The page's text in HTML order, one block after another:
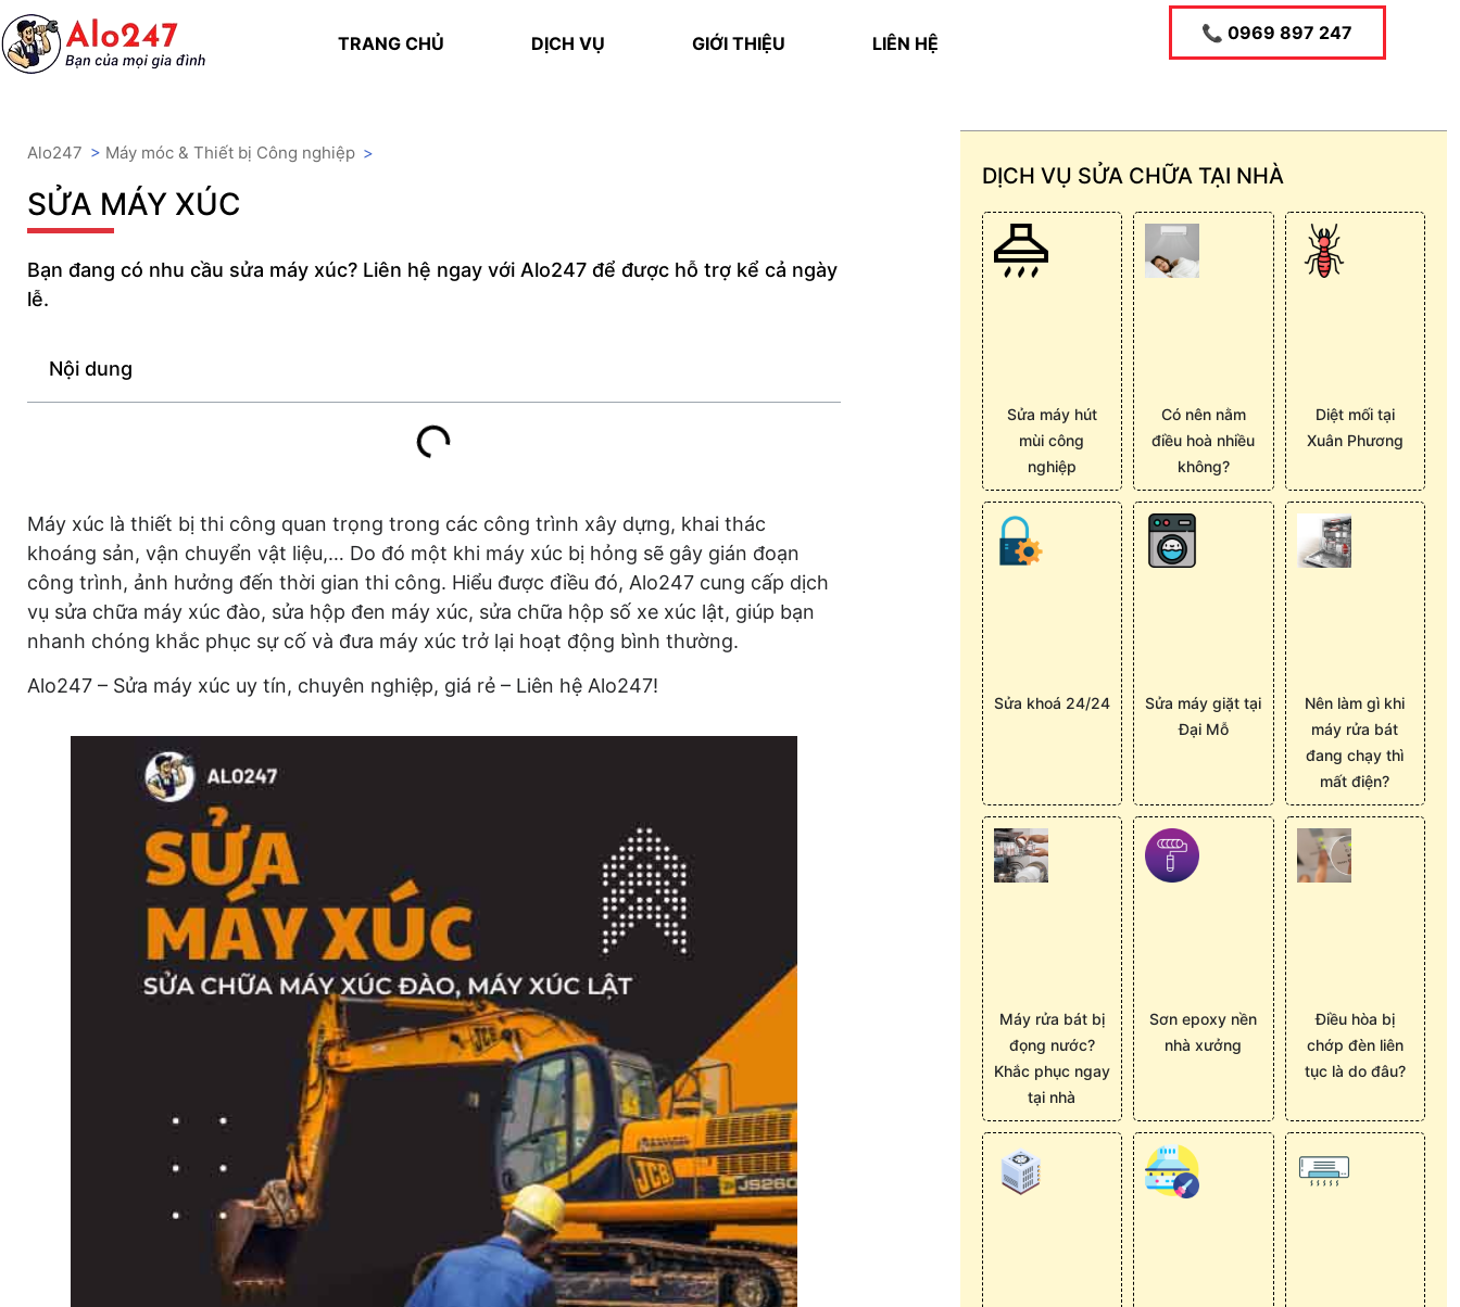
TRANG CHỦ DỊCH VỤ GIỚI THIỆU LIÊN HỆ 📞 0969 897 247
Alo247 > Máy móc & Thiết bị Công nghiệp >
SỬA MÁY XÚC
Bạn đang có nhu cầu sửa máy xúc? Liên hệ ngay với Alo247 để được hỗ trợ kể cả ngày
lễ.
Nội dung
Máy xúc là thiết bị thi công quan trọng trong các công trình xây dựng, khai thác
khoáng sản, vận chuyển vật liệu,… Do đó một khi máy xúc bị hỏng sẽ gây gián đoạn
công trình, ảnh hưởng đến thời gian thi công. Hiểu được điều đó, Alo247 cung cấp dịch
vụ sửa chữa máy xúc đào, sửa hộp đen máy xúc, sửa chữa hộp số xe xúc lật, giúp bạn
nhanh chóng khắc phục sự cố và đưa máy xúc trở lại hoạt động bình thường.
Alo247 – Sửa máy xúc uy tín, chuyên nghiệp, giá rẻ – Liên hệ Alo247!
DỊCH VỤ SỬA CHỮA TẠI NHÀ
Sửa máy hút
mùi công
nghiệp
Có nên nằm
điều hoà nhiều
không?
Diệt mối tại
Xuân Phương
Sửa khoá 24/24
Sửa máy giặt tại
Đại Mỗ
Nên làm gì khi
máy rửa bát
đang chạy thì
mất điện?
Máy rửa bát bị
đọng nước?
Khắc phục ngay
tại nhà
Sơn epoxy nền
nhà xưởng
Điều hòa bị
chớp đèn liên
tục là do đâu?